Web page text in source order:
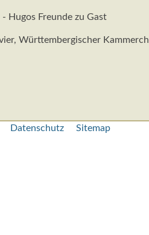
- Hugos Freunde zu Gast
Württembergischer
Datenschutz Sitemap